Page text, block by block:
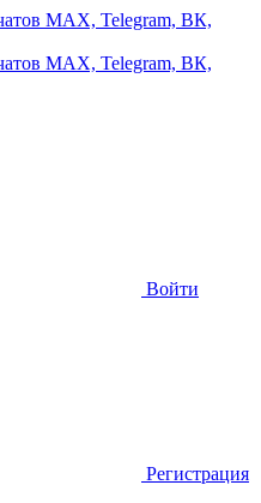
Войти
Регистрация